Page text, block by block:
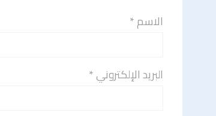
الاسم *
البريد الإلكتروني *